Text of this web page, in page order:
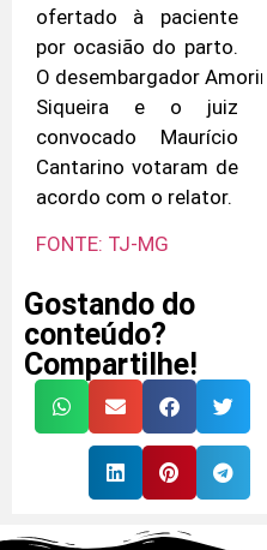
ofertado à paciente
por ocasião do parto.
O desembargador Amorim
Siqueira e o juiz
convocado Maurício
Cantarino votaram de
acordo com o relator.
FONTE: TJ-MG
Gostando do
conteúdo?
Compartilhe!